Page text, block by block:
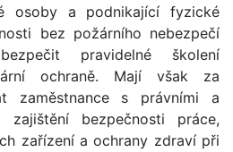
osoby a podnikající fyzické
bez požárního nebezpečí
pravidelné školení
ochraně. Mají však za
zaměstnance s právními a
bezpečnosti práce,
zařízení a ochrany zdraví při